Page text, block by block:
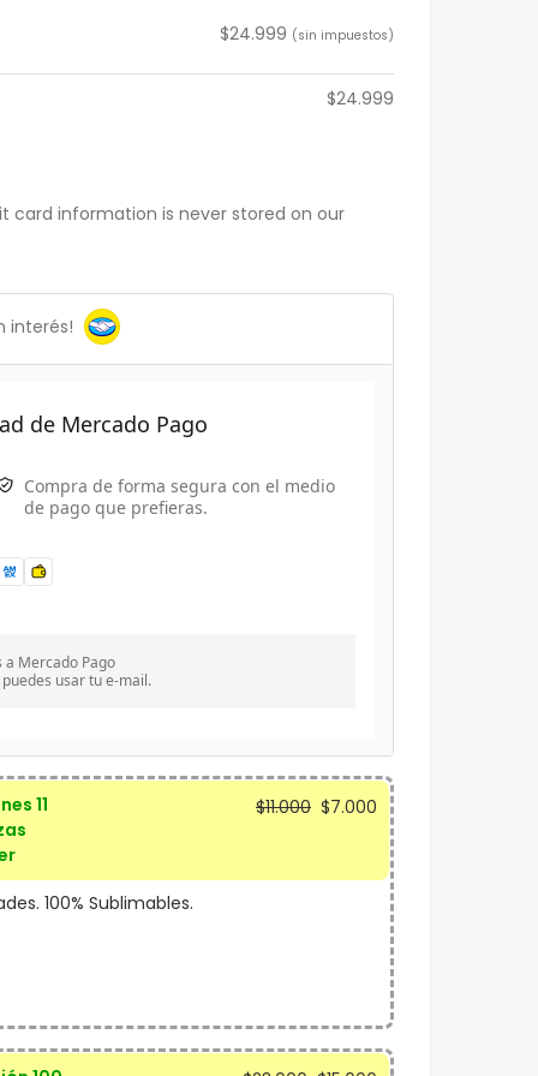
$24.999 (sin impuestos)
$24.999
card information is never stored on our
interés!
de Mercado Pago
Compra de forma segura con el medio
de pago que prefieras.
a Mercado Pago
usar tu e-mail.
11
$11.000 El
$7.000 El
precio
actual
es:
$7.000.
100% Sublimables.